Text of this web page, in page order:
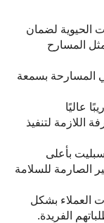
الحيوية لضمان
المسارح
المسارحة بسمعة
عاليًا
اللازمة لتنفيذ
بأعلى
الصارمة للسلامة
العملاء بشكل
الفريدة.